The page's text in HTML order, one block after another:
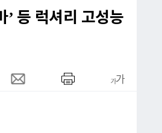
등 럭셔리 고성능